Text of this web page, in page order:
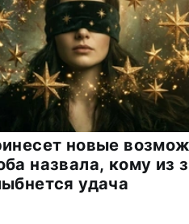
новые
назвала, кому из
удача